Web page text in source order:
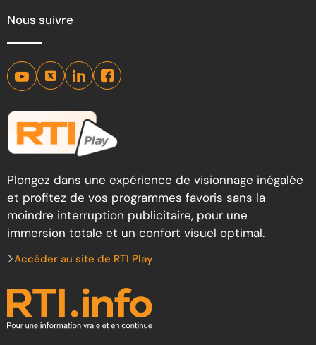
Nous suivre
Plongez dans une expérience de visionnage inégalée
et profitez de vos programmes favoris sans la
moindre interruption publicitaire, pour une
immersion totale et un confort visuel optimal.
Accéder au site de RTI Play